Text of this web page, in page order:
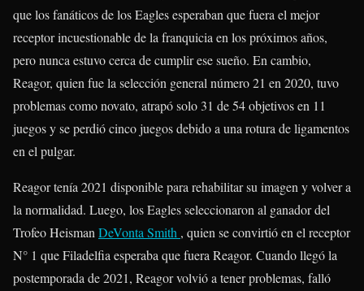
que los fanáticos de los Eagles esperaban que fuera el mejor
receptor incuestionable de la franquicia en los próximos años,
pero nunca estuvo cerca de cumplir ese sueño. En cambio,
Reagor, quien fue la selección general número 21 en 2020, tuvo
problemas como novato, atrapó solo 31 de 54 objetivos en 11
juegos y se perdió cinco juegos debido a una rotura de ligamentos
en el pulgar.
Reagor tenía 2021 disponible para rehabilitar su imagen y volver a
la normalidad. Luego, los Eagles seleccionaron al ganador del
Trofeo Heisman DeVonta Smith , quien se convirtió en el receptor
N° 1 que Filadelfia esperaba que fuera Reagor. Cuando llegó la
postemporada de 2021, Reagor volvió a tener problemas, falló